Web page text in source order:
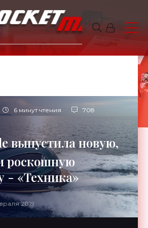
6 минут чтения 708
выпустила новую,
роскошную
- «Техника»
2019